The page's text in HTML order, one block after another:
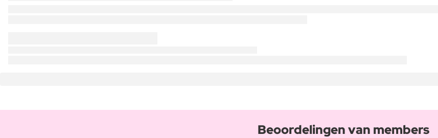
Beoordelingen van members